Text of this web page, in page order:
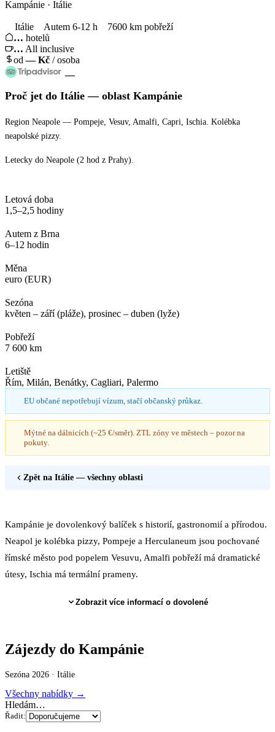
Kampánie · Itálie
Itálie Autem 6-12 h
7600 km pobřeží
… hotelů
… All inclusive
od—Kč / osoba
—
Proč jet do Itálie — oblast Kampánie
Region Neapole — Pompeje, Vesuv, Amalfi, Capri, Ischia. Kolébka
neapolské pizzy.
Letecky do Neapole (2 hod z Prahy).
Letová doba
1,5–2,5 hodiny
Autem z Brna
6–12 hodin
Měna
euro (EUR)
Sezóna
květen – září (pláže), prosinec – duben (lyže)
Pobřeží
7 600 km
Letiště
Řím, Milán, Benátky, Cagliari, Palermo
EU občané nepotřebují vízum, stačí občanský průkaz.
Mýtné na dálnicích (~25 €/směr). ZTL zóny ve městech – pozor na
pokuty.
Zpět na Itálie — všechny oblasti
Kampánie je dovolenkový balíček s historií, gastronomií a přírodou.
Neapol je kolébka pizzy, Pompeje a Herculaneum jsou pochované
římské město pod popelem Vesuvu, Amalfi pobřeží má dramatické
útesy, Ischia má termální prameny.
Zobrazit více informací o dovolené
Zájezdy do Kampánie
Sezóna 2026 · Itálie
Všechny nabídky →
Hledám…
Řadit: